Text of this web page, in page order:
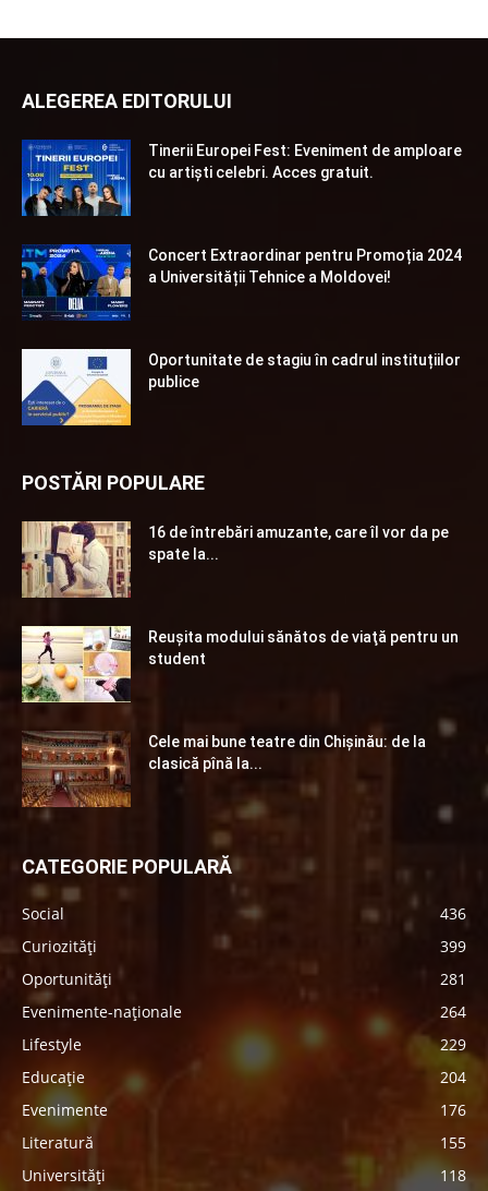
ALEGEREA EDITORULUI
Tinerii Europei Fest: Eveniment de amploare
cu artiști celebri. Acces gratuit.
Concert Extraordinar pentru Promoția 2024
a Universității Tehnice a Moldovei!
Oportunitate de stagiu în cadrul instituțiilor
publice
POSTĂRI POPULARE
16 de întrebări amuzante, care îl vor da pe
spate la...
Reuşita modului sănătos de viaţă pentru un
student
Cele mai bune teatre din Chişinău: de la
clasică pînă la...
CATEGORIE POPULARĂ
Social
436
Curiozități
399
Oportunități
281
Evenimente-naționale
264
Lifestyle
229
Educație
204
Evenimente
176
Literatură
155
Universități
118